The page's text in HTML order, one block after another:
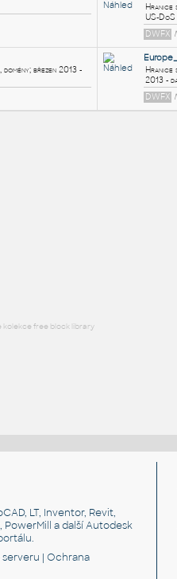
kolekce free block library
LT, Inventor, Revit,
PowerMill a další Autodesk
.
serveru |Ochrana